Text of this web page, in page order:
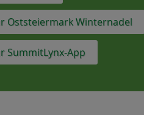
Oststeiermark Winternadel
SummitLynx-App